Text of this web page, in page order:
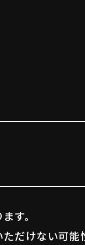
す。
だけない可